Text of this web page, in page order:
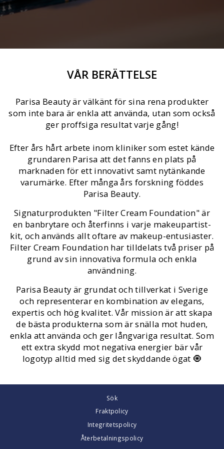
VÅR BERÄTTELSE
Parisa Beauty är välkänt för sina rena produkter
som inte bara är enkla att använda, utan som också
ger proffsiga resultat varje gång!
Efter års hårt arbete inom kliniker som estet kände
grundaren Parisa att det fanns en plats på
marknaden för ett innovativt samt nytänkande
varumärke. Efter många års forskning föddes
Parisa Beauty.
Signaturprodukten "Filter Cream Foundation" är
en banbrytare och återfinns i varje makeupartist-
kit, och används allt oftare av makeup-entusiaster.
Filter Cream Foundation har tilldelats två priser på
grund av sin innovativa formula och enkla
användning.
Parisa Beauty är grundat och tillverkat i Sverige
och representerar en kombination av elegans,
expertis och hög kvalitet. Vår mission är att skapa
de bästa produkterna som är snälla mot huden,
enkla att använda och ger långvariga resultat. Som
ett extra skydd mot negativa energier bär vår
logotyp alltid med sig det skyddande ögat 🧿
Sök
Fraktpolicy
Integritetspolicy
Återbetalningspolicy